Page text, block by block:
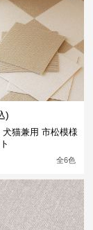
)
猫兼用 市松模様
全6色